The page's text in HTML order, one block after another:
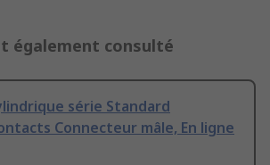
également consulté
série Standard
Connecteur mâle, En ligne